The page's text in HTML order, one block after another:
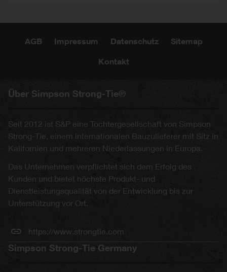
AGB Impressum Datenschutz Sitemap
Kontakt
Über Simpson Strong-Tie®
Seit 2012 ist S&P eine Tochtergesellschaft von Simpson
Strong-Tie, einem internationalen Bauzulieferer mit Sitz in
Kalifornien und mehreren Niederlassungen in Europa.
Das Unternehmen verpflichtet sich dem Erfolg des
Kunden und bietet höchste Produkt- und
Dienstleistungsqualität von der Entwicklung bis zur
Unterstützung vor Ort.
https://www.strongtie.com
Simpson Strong-Tie Germany